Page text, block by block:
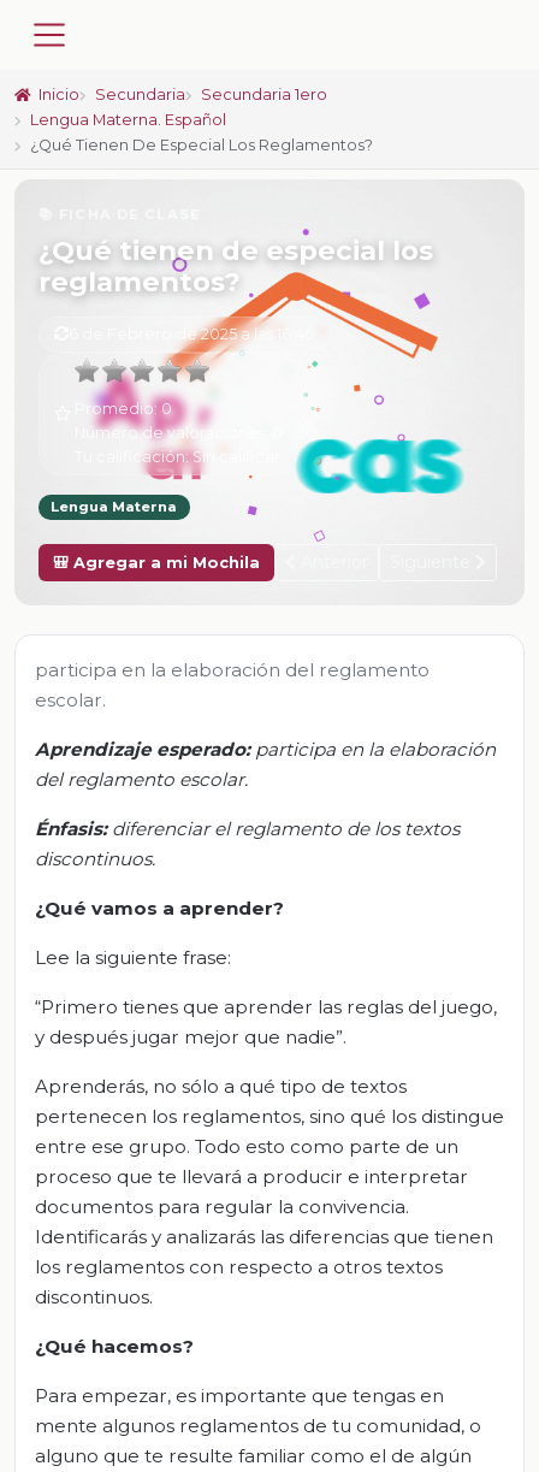
Inicio Secundaria
Secundaria 1ero
Lengua Materna. Español
¿Qué Tienen De Especial Los Reglamentos?
¿Qué tienen de especial los
reglamentos?
6 de Febrero de 2025 a las 16:40
Promedio: 0
Número de valoraciones:
Tu calificación:Sin calificar
Lengua Materna
🎒 Agregar a mi Mochila
participa en la elaboración del reglamento
escolar.
Aprendizaje esperado: participa en la elaboración
del reglamento escolar.
Énfasis: diferenciar el reglamento de los textos
discontinuos.
¿Qué vamos a aprender?
Lee la siguiente frase:
“Primero tienes que aprender las reglas del juego,
y después jugar mejor que nadie”.
Aprenderás, no sólo a qué tipo de textos
pertenecen los reglamentos, sino qué los distingue
entre ese grupo. Todo esto como parte de un
proceso que te llevará a producir e interpretar
documentos para regular la convivencia.
Identificarás y analizarás las diferencias que tienen
los reglamentos con respecto a otros textos
discontinuos.
¿Qué hacemos?
Para empezar, es importante que tengas en
mente algunos reglamentos de tu comunidad, o
alguno que te resulte familiar como el de algún